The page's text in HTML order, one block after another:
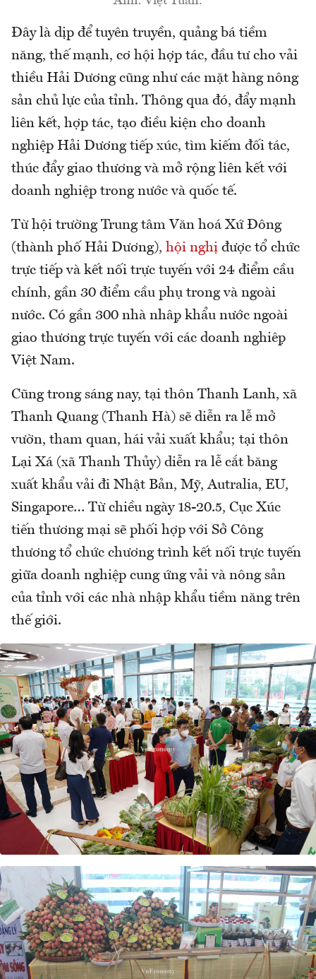
Đây là dịp để tuyên truyền, quảng bá tiềm
năng, thế mạnh, cơ hội hợp tác, đầu tư cho vải
thiều Hải Dương cũng như các mặt hàng nông
sản chủ lực của tỉnh. Thông qua đó, đẩy mạnh
liên kết, hợp tác, tạo điều kiện cho doanh
nghiệp Hải Dương tiếp xúc, tìm kiếm đối tác,
thúc đẩy giao thương và mở rộng liên kết với
doanh nghiệp trong nước và quốc tế.
Từ hội trường Trung tâm Văn hoá Xứ Đông
(thành phố Hải Dương), hội nghị được tổ chức
trực tiếp và kết nối trực tuyến với 24 điểm cầu
chính, gần 30 điểm cầu phụ trong và ngoài
nước. Có gần 300 nhà nhập khẩu nước ngoài
giao thương trực tuyến với các doanh nghiệp
Việt Nam.
Cũng trong sáng nay, tại thôn Thanh Lanh, xã
Thanh Quang (Thanh Hà) sẽ diễn ra lễ mở
vườn, tham quan, hái vải xuất khẩu; tại thôn
Lại Xá (xã Thanh Thủy) diễn ra lễ cắt băng
xuất khẩu vải đi Nhật Bản, Mỹ, Autralia, EU,
Singapore… Từ chiều ngày 18-20.5, Cục Xúc
tiến thương mại sẽ phối hợp với Sở Công
thương tổ chức chương trình kết nối trực tuyến
giữa doanh nghiệp cung ứng vải và nông sản
của tỉnh với các nhà nhập khẩu tiềm năng trên
thế giới.